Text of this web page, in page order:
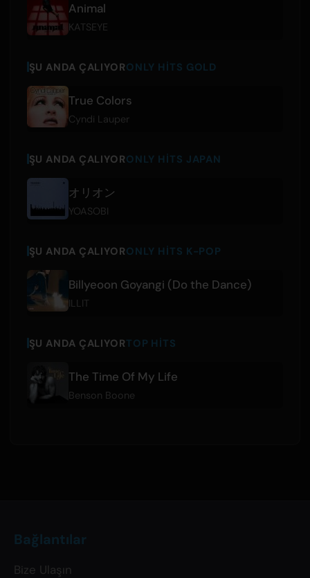
Animal
KATSEYE
ŞU ANDA ÇALIYORONLY HITS GOLD
True Colors
Cyndi Lauper
ŞU ANDA ÇALIYORONLY HITS JAPAN
オリオン
YOASOBI
ŞU ANDA ÇALIYORONLY HITS K-POP
Billyeoon Goyangi (Do the Dance)
ILLIT
ŞU ANDA ÇALIYORTOP HITS
The Time Of My Life
Benson Boone
Bağlantılar
Bize Ulaşın